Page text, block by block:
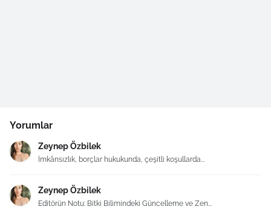
Yorumlar
Zeynep Özbilek
İmkânsızlık, borçlar hukukunda, çeşitli koşullarda...
Zeynep Özbilek
Editörün Notu: Bitki Bilimindeki Güncelleme ve Zen...